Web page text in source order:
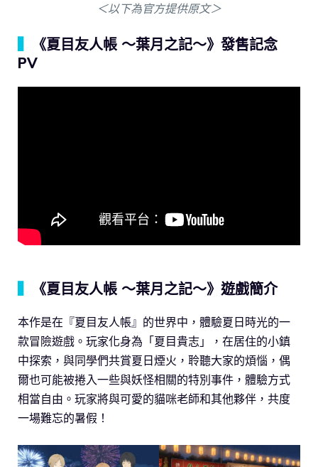
＜以下為官方提供原文＞
《夏目友人帳 ～葉月之記～》發售記念
PV
《夏目友人帳 ～葉月之記～》遊戲簡介
本作是在『夏目友人帳』的世界中，體驗夏日時光的一
款冒險遊戲。玩家化身為「夏目貴志」，在居住的小鎮
中探索，與同學們共賞夏日煙火，聆聽大家的煩惱，偶
爾也可能被捲入一些與妖怪相關的特別事件，體驗方式
相當自由。玩家將與可愛的貓咪老師和其他夥伴，共度
一場難忘的暑假！